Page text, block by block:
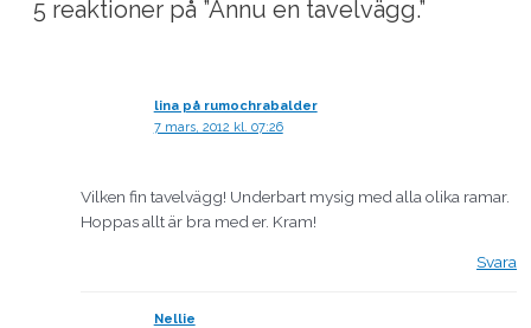
5 reaktioner på ”Ännu en tavelvägg.”
lina på rumochrabalder
7 mars, 2012 kl. 07:26
Vilken fin tavelvägg! Underbart mysig med alla olika ramar.
Hoppas allt är bra med er. Kram!
Svara
Nellie